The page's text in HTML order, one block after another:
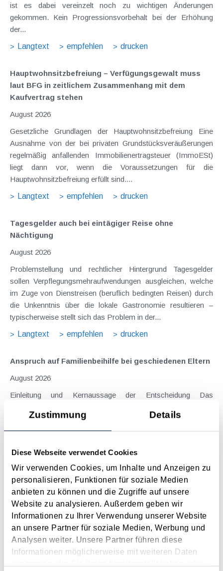
Zustimmung Details
Diese Webseite verwendet Cookies
Wir verwenden Cookies, um Inhalte und Anzeigen zu
personalisieren, Funktionen für soziale Medien
anbieten zu können und die Zugriffe auf unsere
Website zu analysieren. Außerdem geben wir
Informationen zu Ihrer Verwendung unserer Website
an unsere Partner für soziale Medien, Werbung und
Analysen weiter. Unsere Partner führen diese
Informationen möglicherweise mit weiteren Daten
ist es dabei vereinzelt noch zu wichtigen Änderungen
gekommen. Kein Progressionsvorbehalt bei der Erhöhung
der...
Langtext
empfehlen drucken
Hauptwohnsitz​­befreiung – Verfügungsgewalt muss
laut BFG in zeitlichem Zusammenhang mit dem
Kaufvertrag stehen
August 2026
Gesetzliche Grundlagen der Hauptwohnsitzbefreiung Eine
Ausnahme von der bei privaten Grundstücksveräußerungen
regelmäßig anfallenden Immobilienertragsteuer (ImmoESt)
liegt dann vor, wenn die Voraussetzungen für die
Hauptwohnsitzbefreiung erfüllt sind....
Langtext
empfehlen drucken
Tagesgelder auch bei eintägiger Reise ohne
Nächtigung
August 2026
Problemstellung und rechtlicher Hintergrund Tagesgelder
sollen Verpflegungsmehraufwendungen ausgleichen, welche
im Zuge von Dienstreisen (beruflich bedingten Reisen) durch
die Unkenntnis über die lokale Gastronomie resultieren –
typischerweise stellt sich das Problem in der...
Langtext
empfehlen drucken
Anspruch auf Familienbeihilfe bei geschiedenen Eltern
August 2026
Einleitung und Kernaussage der Entscheidung Das
hatte sich mit der Frage auseinanderzusetzen, welchem
Elternteil nach einer Scheidung die Familienbeihilfe zusteht,
eines...
Langtext
empfehlen drucken
Suche im Archiv
Suche nach Begriffen
Suche nach Datum
Suche in Schlagwortliste